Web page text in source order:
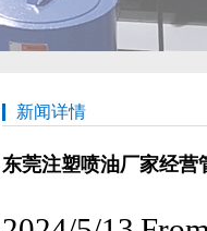
新闻详情
东莞注塑喷油厂家经营